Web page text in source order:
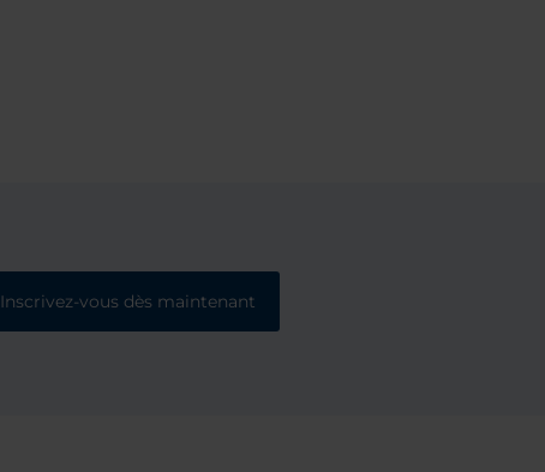
Inscrivez-vous dès maintenant